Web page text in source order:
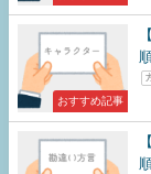
おすすめ記事